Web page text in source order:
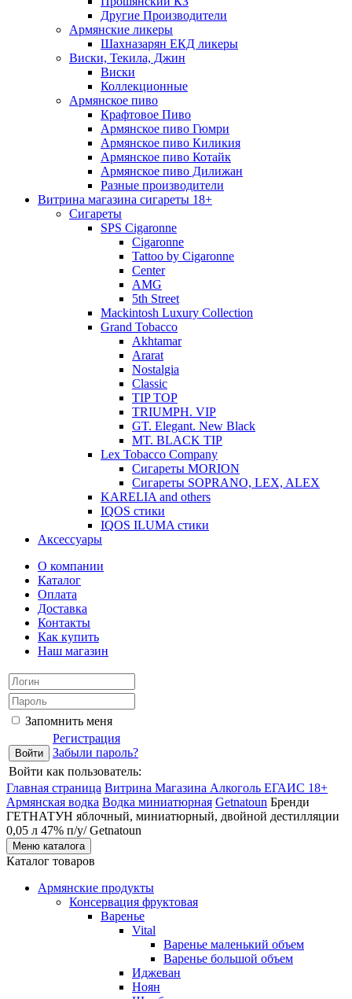
Другие Производители
Армянские ликеры
Шахназарян ЕКД ликеры
Виски, Текила, Джин
Виски
Коллекционные
Армянское пиво
Крафтовое Пиво
Армянское пиво Гюмри
Армянское пиво Киликия
Армянское пиво Котайк
Армянское пиво Дилижан
Разные производители
Витрина магазина сигареты 18+
Cигареты
SPS Cigaronne
Сigaronne
Tattoo by Cigaronne
Center
AMG
5th Street
Mackintosh Luxury Collection
Grand Tobacco
Akhtamar
Ararat
Nostalgia
Classic
TIP TOP
TRIUMPH. VIP
GT. Elegant. New Black
MT. BLACK TIP
Lex Tobacco Company
Сигареты MORION
Сигареты SOPRANO, LEX, ALEX
KARELIA and others
IQOS стики
IQOS ILUMA стики
Аксессуары
О компании
Каталог
Оплата
Доставка
Контакты
Как купить
Наш магазин
Запомнить меня
Регистрация
Забыли пароль?
Войти как пользователь:
Главная страница Витрина Магазина Алкоголь ЕГАИС 18+
Армянская водка Водка миниатюрная Getnatoun Бренди
ГЕТНАТУН яблочный, миниатюрный, двойной дестилляции
0,05 л 47% п/у/ Getnatoun
Меню каталога
Каталог товаров
Армянские продукты
Консервация фруктовая
Варенье
Vital
Варенье маленький объем
Варенье большой объем
Иджеван
Ноян